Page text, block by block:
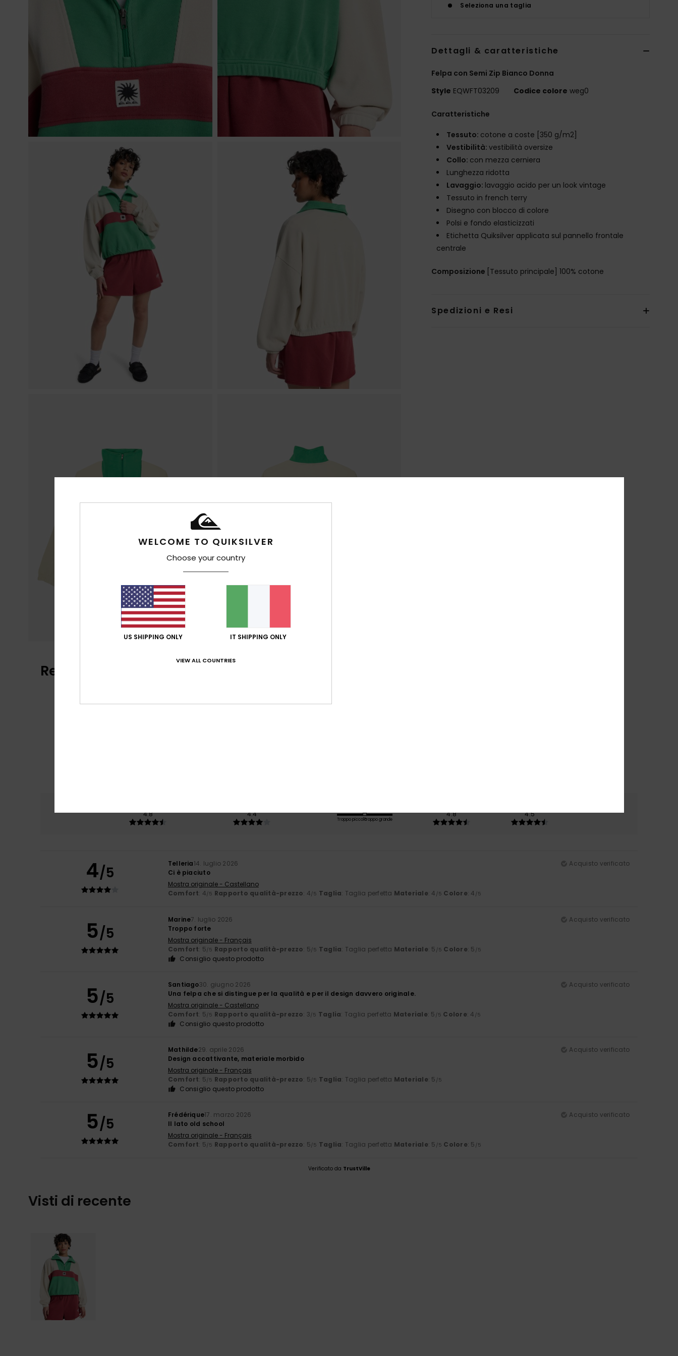
Seleziona una taglia
Dettagli & caratteristiche
Felpa con Semi Zip Bianco Donna
Style EQWFT03209 Codice colore weg0
Caratteristiche
Tessuto: cotone a coste [350 g/m2]
Vestibilità:vestibilità oversize
Collo: con mezza cerniera
Lunghezza ridotta
Lavaggio: lavaggio acido per un look vintage
Tessuto in french terry
Disegno con blocco di colore
Polsi e fondo elasticizzati
Etichetta Quiksilver applicata sul pannello frontale
centrale
Composizione [Tessuto principale] 100% cotone
Spedizioni e Resi
Recensioni dei clienti
4.8
4.4
Troppo piccoloTroppo grande
4.8
4.5
4/5 Telleria14. luglio 2026
Acquisto verificato
Ci è piaciuto
Mostra originale - Castellano
Comfort: 4/5 Rapporto qualità-prezzo: 4/5 Taglia: Taglia perfetta Materiale: 4 /5 Colore: 4 /5
5/5
Marine7. luglio 2026
Acquisto verificato
Troppo forte
Mostra originale - Français
Comfort: 5/5 Rapporto qualità-prezzo: 5/5 Taglia: Taglia perfetta Materiale: 5 /5 Colore: 5 /5
Consiglio questo prodotto
5/5
Santiago30. giugno 2026
Acquisto verificato
Una felpa che si distingue per la qualità e per il design davvero originale.
Mostra originale - Castellano
Comfort: 5/5 Rapporto qualità-prezzo: 3/5 Taglia: Taglia perfetta Materiale: 5 /5 Colore: 4 /5
Consiglio questo prodotto
5/5
Mathilde29. aprile 2026
Acquisto verificato
Design accattivante, materiale morbido
Mostra originale - Français
Comfort: 5/5 Rapporto qualità-prezzo: 5/5 Taglia: Taglia perfetta Materiale: 5 /5
Consiglio questo prodotto
5/5 Frédérique17. marzo 2026
Acquisto verificato
Il lato old school
Mostra originale - Français
Comfort: 5/5 Rapporto qualità-prezzo: 5/5 Taglia: Taglia perfetta Materiale: 5 /5 Colore: 5 /5
Verificato da TrustVille
Visti di recente
WELCOME TO QUIKSILVER
Choose your country
US SHIPPING ONLY IT SHIPPING ONLY
VIEW ALL COUNTRIES